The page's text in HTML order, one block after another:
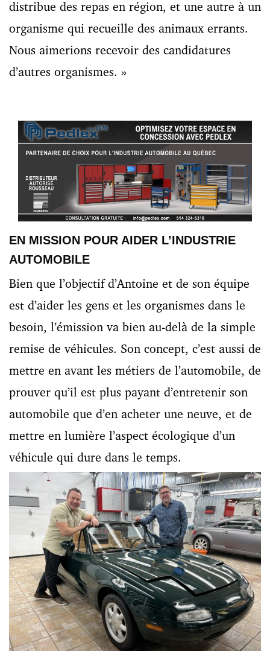
distribue des repas en région, et une autre à un
organisme qui recueille des animaux errants.
Nous aimerions recevoir des candidatures
d’autres organismes. »
EN MISSION POUR AIDER L’INDUSTRIE
AUTOMOBILE
Bien que l’objectif d’Antoine et de son équipe
est d’aider les gens et les organismes dans le
besoin, l’émission va bien au-delà de la simple
remise de véhicules. Son concept, c’est aussi de
mettre en avant les métiers de l’automobile, de
prouver qu’il est plus payant d’entretenir son
automobile que d’en acheter une neuve, et de
mettre en lumière l’aspect écologique d’un
véhicule qui dure dans le temps.